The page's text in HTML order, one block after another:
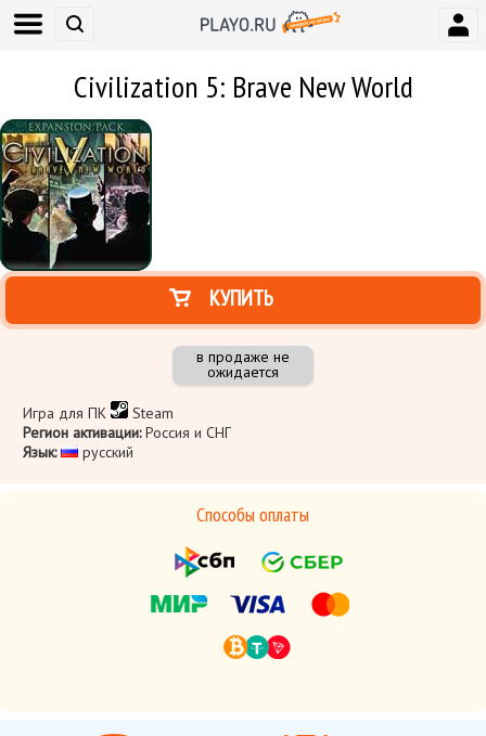
Civilization 5: Brave New World
КУПИТЬ
в продаже не
ожидается
Игра для ПК
Steam
Регион активации:Россия и СНГ
Язык:
​ русский
Способы оплаты